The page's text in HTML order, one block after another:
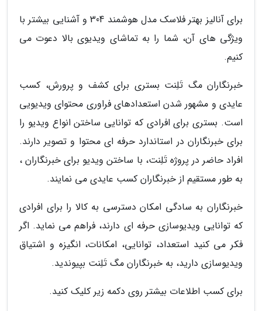
برای آنالیز بهتر فلاسک مدل هوشمند 304 و آشنایی بیشتر با
ویژگی های آن، شما را به تماشای ویدیوی بالا دعوت می
کنیم.
خبرنگاران مگ تَلِنت بستری برای کشف و پرورش، کسب
عایدی و مشهور شدن استعدادهای فراوری محتوای ویدیویی
است. بستری برای افرادی که توانایی ساختن انواع ویدیو را
برای خبرنگاران در استاندارد حرفه ای محتوا و تصویر دارند.
افراد حاضر در پروژه تَلِنت، با ساختن ویدیو برای خبرنگاران ،
به طور مستقیم از خبرنگاران کسب عایدی می نمایند.
خبرنگاران به سادگی امکان دسترسی به کالا را برای افرادی
که توانایی ویدیوسازی حرفه ای دارند، فراهم می نماید. اگر
فکر می کنید استعداد، توانایی، امکانات، انگیزه و اشتیاق
ویدیوسازی دارید، به خبرنگاران مگ تَلِنت بپیوندید.
برای کسب اطلاعات بیشتر روی دکمه زیر کلیک کنید.